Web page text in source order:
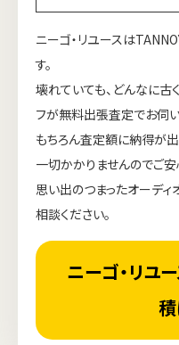
ニーゴ・リユースは
す。
壊れていても、どんなに古
フが無料出張査定でお伺い
もちろん査定額に納得が
一切かかりませんのでご安
思い出のつまったオーディ
相談ください。
ニーゴ・リユ